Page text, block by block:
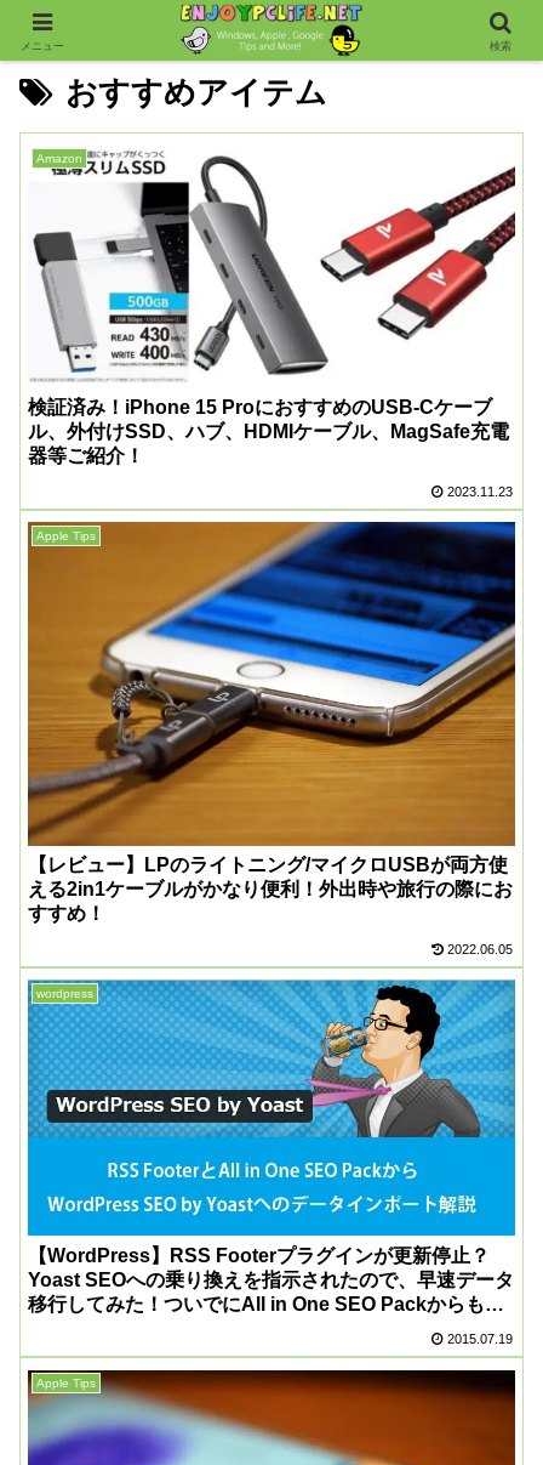
おすすめアイテム
Amazon
検証済み！iPhone 15 ProにおすすめのUSB-Cケーブ
ル、外付けSSD、ハブ、HDMIケーブル、MagSafe充電
器等ご紹介！
2023.11.23
Apple Tips
【レビュー】LPのライトニング/マイクロUSBが両方使
える2in1ケーブルがかなり便利！外出時や旅行の際にお
すすめ！
2022.06.05
wordpress
【WordPress】RSS Footerプラグインが更新停止？
Yoast SEOへの乗り換えを指示されたので、早速データ
移行してみた！ついでにAll in One SEO Packからも移
2015.07.19
Apple Tips
メニュー 検索